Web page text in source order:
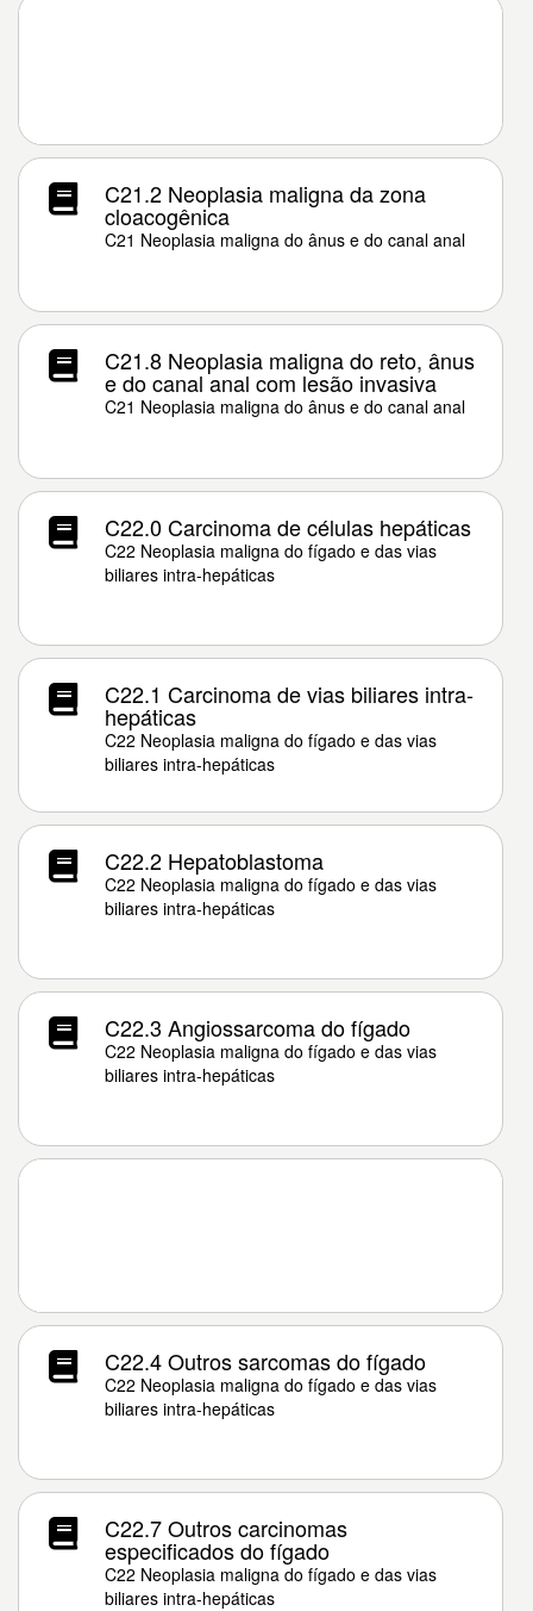
C21.2 Neoplasia maligna da zona
cloacogênica
C21 Neoplasia maligna do ânus e do canal anal
C21.8 Neoplasia maligna do reto, ânus
e do canal anal com lesão invasiva
C21 Neoplasia maligna do ânus e do canal anal
C22.0 Carcinoma de células hepáticas
C22 Neoplasia maligna do fígado e das vias
biliares intra-hepáticas
C22.1 Carcinoma de vias biliares intra-
hepáticas
C22 Neoplasia maligna do fígado e das vias
biliares intra-hepáticas
C22.2 Hepatoblastoma
C22 Neoplasia maligna do fígado e das vias
biliares intra-hepáticas
C22.3 Angiossarcoma do fígado
C22 Neoplasia maligna do fígado e das vias
biliares intra-hepáticas
C22.4 Outros sarcomas do fígado
C22 Neoplasia maligna do fígado e das vias
biliares intra-hepáticas
C22.7 Outros carcinomas
especificados do fígado
C22 Neoplasia maligna do fígado e das vias
biliares intra-hepáticas